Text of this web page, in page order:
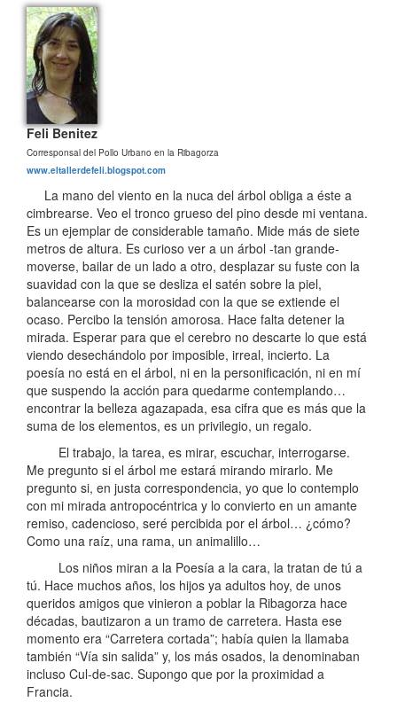
Feli Benitez
Corresponsal del Pollo Urbano en la Ribagorza
www.eltallerdefeli.blogspot.com
La mano del viento en la nuca del árbol obliga a éste a
cimbrearse. Veo el tronco grueso del pino desde mi ventana.
Es un ejemplar de considerable tamaño. Mide más de siete
metros de altura. Es curioso ver a un árbol -tan grande-
moverse, bailar de un lado a otro, desplazar su fuste con la
suavidad con la que se desliza el satén sobre la piel,
balancearse con la morosidad con la que se extiende el
ocaso. Percibo la tensión amorosa. Hace falta detener la
mirada. Esperar para que el cerebro no descarte lo que está
viendo desechándolo por imposible, irreal, incierto. La
poesía no está en el árbol, ni en la personificación, ni en mí
que suspendo la acción para quedarme contemplando…
encontrar la belleza agazapada, esa cifra que es más que la
suma de los elementos, es un privilegio, un regalo.
El trabajo, la tarea, es mirar, escuchar, interrogarse.
Me pregunto si el árbol me estará mirando mirarlo. Me
pregunto si, en justa correspondencia, yo que lo contemplo
con mi mirada antropocéntrica y lo convierto en un amante
remiso, cadencioso, seré percibida por el árbol… ¿cómo?
Como una raíz, una rama, un animalillo…
Los niños miran a la Poesía a la cara, la tratan de tú a
tú. Hace muchos años, los hijos ya adultos hoy, de unos
queridos amigos que vinieron a poblar la Ribagorza hace
décadas, bautizaron a un tramo de carretera. Hasta ese
momento era “Carretera cortada”; había quien la llamaba
también “Vía sin salida” y, los más osados, la denominaban
incluso Cul-de-sac. Supongo que por la proximidad a
Francia.